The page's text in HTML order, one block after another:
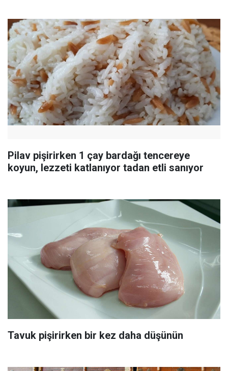
Pilav pişirirken 1 çay bardağı tencereye
koyun, lezzeti katlanıyor tadan etli sanıyor
Tavuk pişirirken bir kez daha düşünün